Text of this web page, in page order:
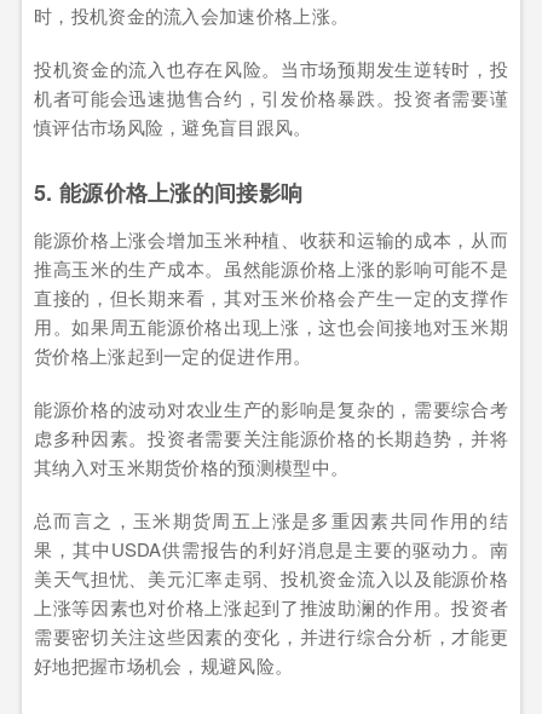
时，投机资金的流入会加速价格上涨。
投机资金的流入也存在风险。当市场预期发生逆转时，投
机者可能会迅速抛售合约，引发价格暴跌。投资者需要谨
慎评估市场风险，避免盲目跟风。
5. 能源价格上涨的间接影响
能源价格上涨会增加玉米种植、收获和运输的成本，从而
推高玉米的生产成本。虽然能源价格上涨的影响可能不是
直接的，但长期来看，其对玉米价格会产生一定的支撑作
用。如果周五能源价格出现上涨，这也会间接地对玉米期
货价格上涨起到一定的促进作用。
能源价格的波动对农业生产的影响是复杂的，需要综合考
虑多种因素。投资者需要关注能源价格的长期趋势，并将
其纳入对玉米期货价格的预测模型中。
总而言之，玉米期货周五上涨是多重因素共同作用的结
果，其中USDA供需报告的利好消息是主要的驱动力。南
美天气担忧、美元汇率走弱、投机资金流入以及能源价格
上涨等因素也对价格上涨起到了推波助澜的作用。投资者
需要密切关注这些因素的变化，并进行综合分析，才能更
好地把握市场机会，规避风险。